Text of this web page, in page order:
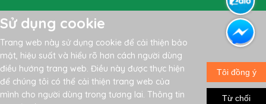
Thiết kế website bởi Web Minh Thuận
Sử dụng cookie
Trang web này sử dụng cookie để cải thiện bảo
mật, hiệu suất và hiểu rõ hơn cách người dùng
điều hướng trang web. Điều này được thực hiện
để chúng tôi có thể cải thiện trang web của
mình cho người dùng trong tương lai. Thông tin
Tôi đồng ý
Từ chối